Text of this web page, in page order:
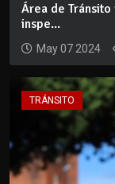
Área de
inspe...
May 07 2024
TRÁNSITO